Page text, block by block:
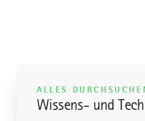
ALLES
Wissens- und